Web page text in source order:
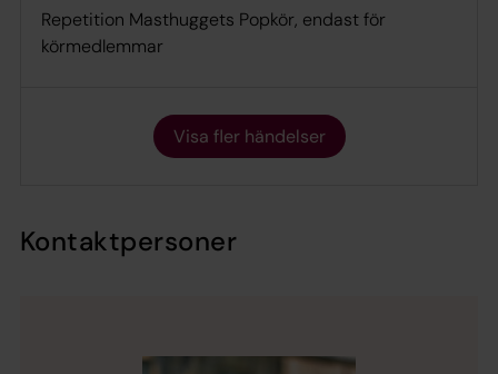
Repetition Masthuggets Popkör, endast för
körmedlemmar
Visa fler händelser
Kontaktpersoner